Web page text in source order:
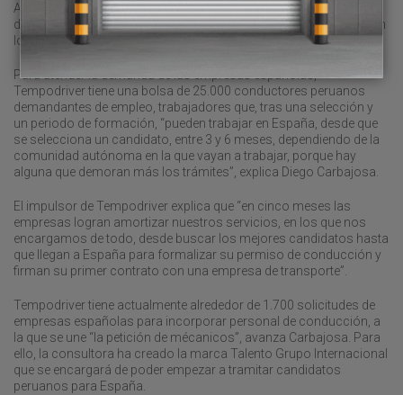
Asimismo, Tempodriver está analizando peticiones de empresas
de la Comunidad Valenciana y Andalucía, dos de los mercados en
los que la consultora ha dirigido su mirada a medio y largo plazo.
Para atender la demanda de las empresas españolas,
Tempodriver tiene una bolsa de 25.000 conductores peruanos
demandantes de empleo, trabajadores que, tras una selección y
un periodo de formación, “pueden trabajar en España, desde que
se selecciona un candidato, entre 3 y 6 meses, dependiendo de la
comunidad autónoma en la que vayan a trabajar, porque hay
alguna que demoran más los trámites”, explica Diego Carbajosa.
El impulsor de Tempodriver explica que “en cinco meses las
empresas logran amortizar nuestros servicios, en los que nos
encargamos de todo, desde buscar los mejores candidatos hasta
que llegan a España para formalizar su permiso de conducción y
firman su primer contrato con una empresa de transporte”.
Tempodriver tiene actualmente alrededor de 1.700 solicitudes de
empresas españolas para incorporar personal de conducción, a
la que se une “la petición de mécanicos”, avanza Carbajosa. Para
ello, la consultora ha creado la marca Talento Grupo Internacional
que se encargará de poder empezar a tramitar candidatos
peruanos para España.